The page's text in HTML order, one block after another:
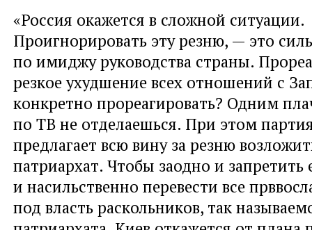
«Россия окажется в сложной ситуации.
Проигнорировать эту резню, — это
по имиджу руководства страны.
резкое ухудшение всех отношений с
конкретно прореагировать? Одним
по ТВ не отделаешься. При этом
предлагает всю вину за резню
патриархат. Чтобы заодно и запретить
и насильственно перевести все
под власть раскольников, так